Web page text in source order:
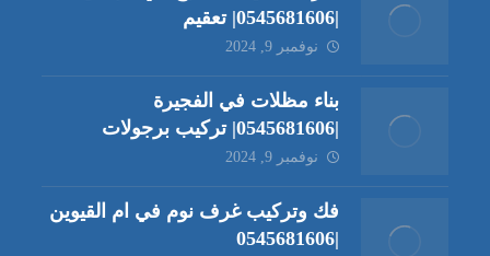
|0545681606| تعقيم
نوفمبر 9, 2024
بناء مظلات في الفجيرة
|0545681606| تركيب برجولات
نوفمبر 9, 2024
فك وتركيب غرف نوم في ام القيوين
|0545681606